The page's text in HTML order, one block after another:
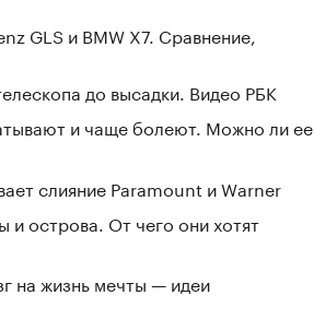
GLS и BMW X7. Сравнение,
до высадки. Видео РБК
и чаще болеют. Можно ли ее
слияние Paramount и Warner
и острова. От чего они хотят
на жизнь мечты — идеи